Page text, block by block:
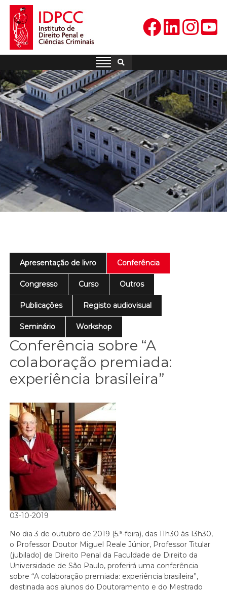
Skip
content
IDPCC
Instituto de Direito Penal e
Apresentação de livro Conferência
Congresso Curso Outros
Publicações Registo audiovisual
Seminário Workshop
Conferência sobre “A
colaboração premiada:
experiência brasileira”
03-10-2019
No dia 3 de outubro de 2019 (5.ª-feira), das 11h30 às 13h30,
o Professor Doutor Miguel Reale Júnior, Professor Titular
(jubilado) de Direito Penal da Faculdade de Direito da
Universidade de São Paulo, proferirá uma conferência
sobre “A colaboração premiada: experiência brasileira”,
destinada aos alunos do Doutoramento e do Mestrado